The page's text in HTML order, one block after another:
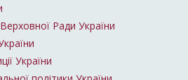
Ради України
України